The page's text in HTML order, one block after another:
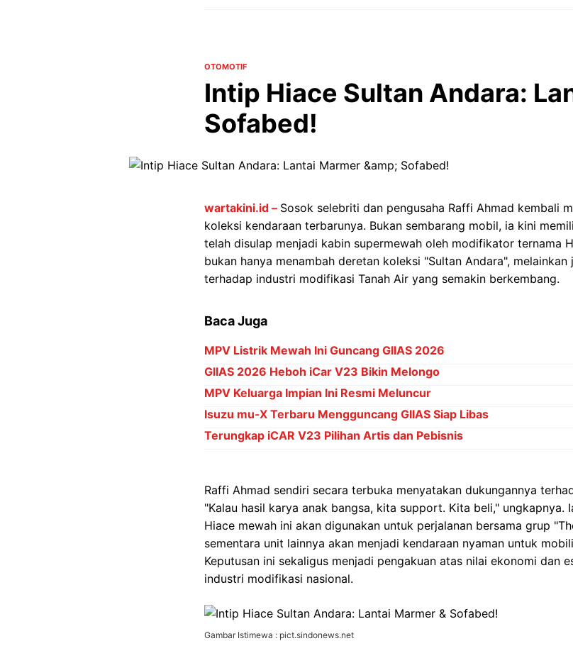
OTOMOTIF
Intip Hiace Sultan Andara:
Sofabed!
wartakini.id – Sosok selebriti dan pengusaha Raffi Ahmad kembali
koleksi kendaraan terbarunya. Bukan sembarang mobil, ia kini
telah disulap menjadi kabin supermewah oleh modifikator ternama
bukan hanya menambah deretan koleksi "Sultan Andara",
terhadap industri modifikasi Tanah Air yang semakin berkembang.
Baca Juga
MPV Listrik Mewah Ini Guncang GIIAS 2026
GIIAS 2026 Heboh iCar V23 Bikin Melongo
MPV Keluarga Impian Ini Resmi Meluncur
Isuzu mu-X Terbaru Mengguncang GIIAS Siap Libas
Terungkap iCAR V23 Pilihan Artis dan Pebisnis
Raffi Ahmad sendiri secara terbuka menyatakan dukungannya
"Kalau hasil karya anak bangsa, kita support. Kita beli," ungkapnya.
Hiace mewah ini akan digunakan untuk perjalanan bersama grup
sementara unit lainnya akan menjadi kendaraan nyaman untuk
Keputusan ini sekaligus menjadi pengakuan atas nilai ekonomi dan
industri modifikasi nasional.
Gambar Istimewa : pict.sindonews.net